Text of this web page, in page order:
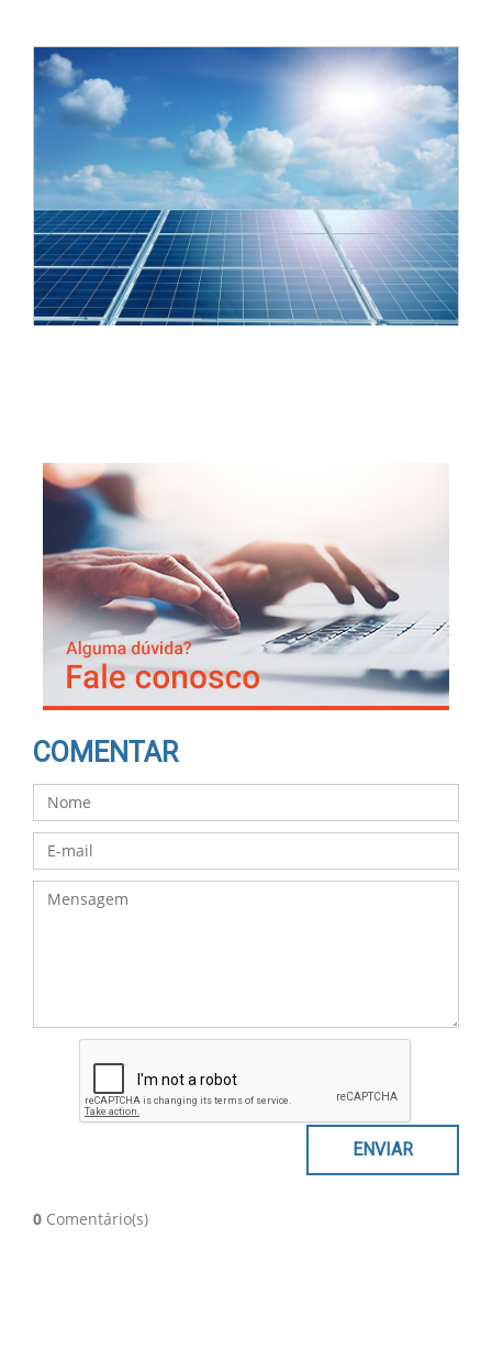
COMENTAR
0 Comentário(s)